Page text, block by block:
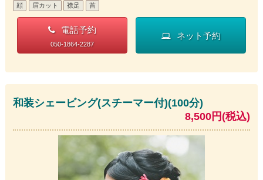
顔 眉カット 襟足 首
電話予約
050-1864-2287
ネット予約
和装シェービング(スチーマー付)(100分)
8,500円(税込)